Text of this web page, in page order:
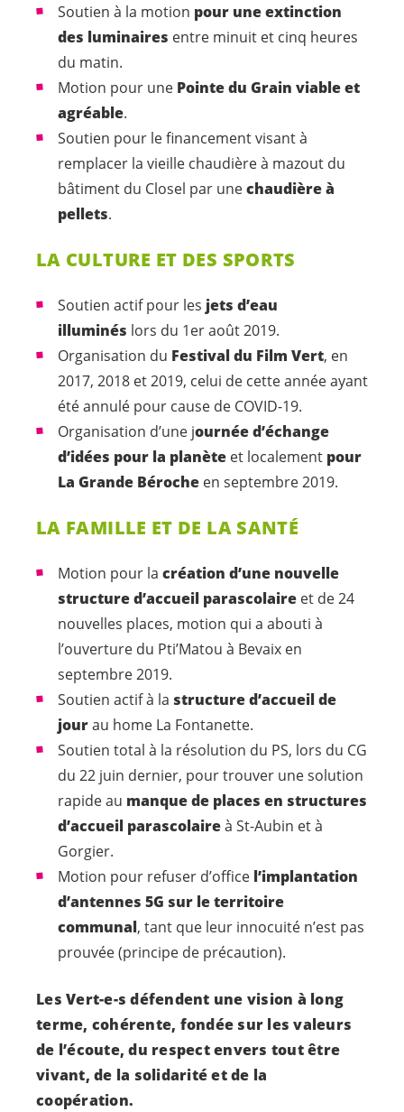
Soutien à la motion pour une extinction
des luminaires entre minuit et cinq heures
du matin.
Motion pour une Pointe du Grain viable et
agréable.
Soutien pour le financement visant à
remplacer la vieille chaudière à mazout du
bâtiment du Closel par unechaudière à
pellets.
LA CULTURE ET DES SPORTS
Soutien actif pour les jets d’eau
illuminés lors du 1er août 2019.
Organisation du Festival du Film Vert, en
2017, 2018 et 2019, celui de cette année ayant
été annulé pour cause de COVID-19.
Organisation d’une journée d’échange
d’idées pour la planète et localement pour
La Grande Béroche en septembre 2019.
LA FAMILLE ET DE LA SANTÉ
Motion pour la création d’une nouvelle
structure d’accueil parascolaire et de 24
nouvelles places, motion qui a abouti à
l’ouverture du Pti’Matou à Bevaix en
septembre 2019.
Soutien actif à la structure d’accueil de
jourau home La Fontanette.
Soutien total à la résolution du PS, lors du CG
du 22 juin dernier, pour trouver une solution
rapide au manque de places en structures
d’accueil parascolaireà St-Aubin et à
Gorgier.
Motion pour refuser d’office l’implantation
d’antennes 5G sur le territoire
communal, tant que leur innocuité n’est pas
prouvée (principe de précaution).
Les Vert-e-s défendent une vision à long
terme, cohérente, fondée sur les valeurs
de l’écoute, du respect envers tout être
vivant, de la solidarité et de la
coopération.